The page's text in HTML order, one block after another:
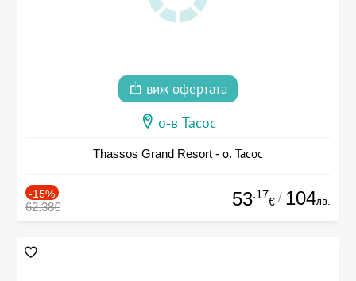
виж офертата
о-в Тасос
Thassos Grand Resort - о. Тасос
-15%
62.38€ 53.17
€ / 104лв.